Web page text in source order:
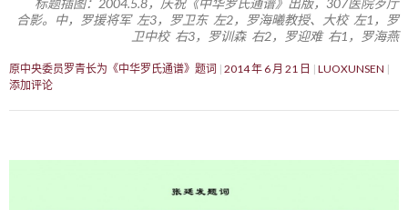
标题插图：2004.5.8，庆祝《中华罗氏通谱》出版，307医院歺厅
合影。中，罗援将军 左3，罗卫东 左2，罗海曦教授、大校 左1，罗
卫中校 右3，罗训森 右2，罗迎难 右1，罗海燕
原中央委员罗青长为《中华罗氏通谱》题词 2014 年 6 月 21 日
LUOXUNSEN
添加评论